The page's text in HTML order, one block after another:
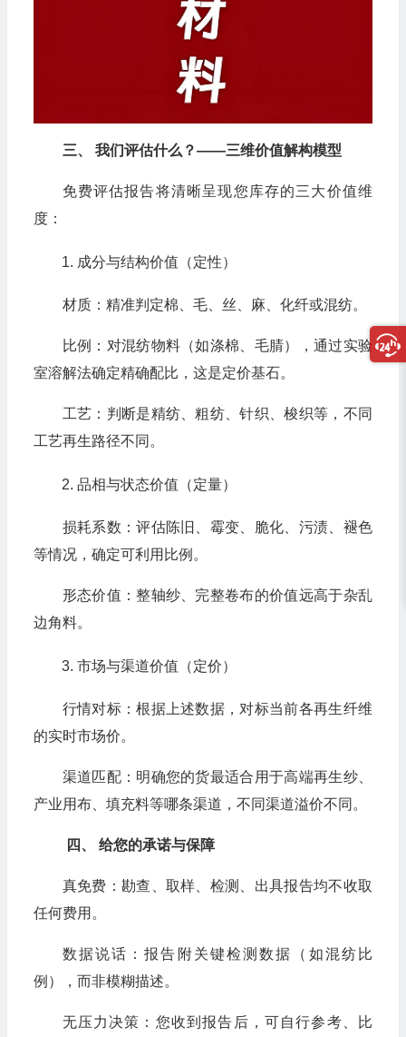
三、 我们评估什么？——三维价值解构模型
免费评估报告将清晰呈现您库存的三大价值维
度：
成分与结构价值（定性）
材质：精准判定棉、毛、丝、麻、化纤或混纺。
比例：对混纺物料（如涤棉、毛腈），通过实验
室溶解法确定精确配比，这是定价基石。
工艺：判断是精纺、粗纺、针织、梭织等，不同
工艺再生路径不同。
品相与状态价值（定量）
损耗系数：评估陈旧、霉变、脆化、污渍、褪色
等情况，确定可利用比例。
形态价值：整轴纱、完整卷布的价值远高于杂乱
边角料。
市场与渠道价值（定价）
行情对标：根据上述数据，对标当前各再生纤维
的实时市场价。
渠道匹配：明确您的货最适合用于高端再生纱、
产业用布、填充料等哪条渠道，不同渠道溢价不同。
四、 给您的承诺与保障
真免费：勘查、取样、检测、出具报告均不收取
任何费用。
数据说话：报告附关键检测数据（如混纺比
例），而非模糊描述。
无压力决策：您收到报告后，可自行参考、比